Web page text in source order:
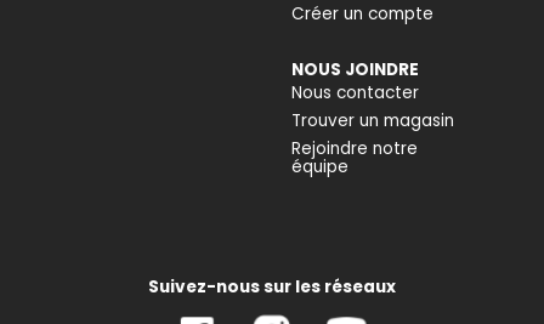
Créer un compte
NOUS JOINDRE
Nous contacter
Trouver un magasin
Rejoindre notre
équipe
Suivez-nous sur les réseaux